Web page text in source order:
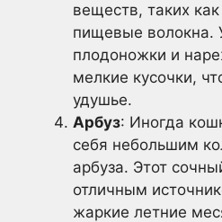
веществ, таких
пищевые волокна.
плодоножки и
мелкие кусочки,
удушье.
Арбуз: Иногда
себя небольшим
арбуза. Этот
отличным
жаркие летние